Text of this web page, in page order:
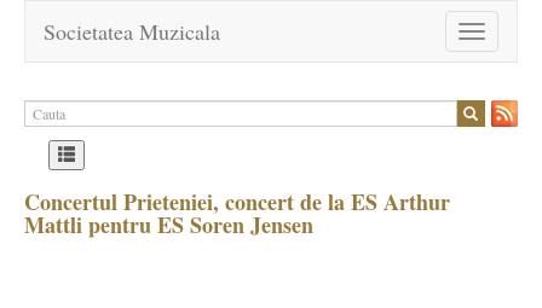
Toggle
navigation
Societatea Muzicala
Concertul Prieteniei, concert de la ES Arthur
Mattli pentru ES Soren Jensen